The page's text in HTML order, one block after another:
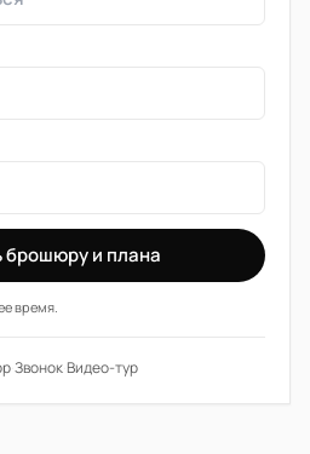
брошюру и плана
время.
·Звонок·Видео-тур